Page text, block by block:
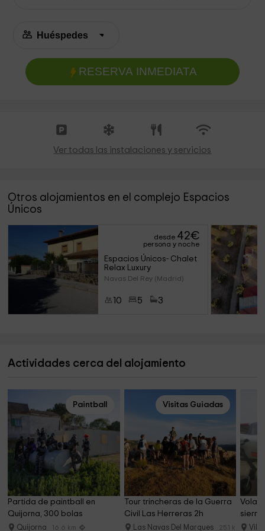
RESERVA INMEDIATA
Ver todas las instalaciones y servicios
Otros alojamientos en el complejo Espacios
Únicos
desde 42€
persona y noche
Espacios Únicos- Chalet
Relax Luxury
Navas Del Rey (Madrid)
10 5 3
Actividades cerca del alojamiento
Paintball
Partida de paintball en
Quijorna, 300 bolas
Quijorna 16.6 km
Visitas Guiadas
Tour trincheras de la Guerra
Civil Las Herreras 2h
Las Navas Del Marques 25.1 km
Volar
sierra